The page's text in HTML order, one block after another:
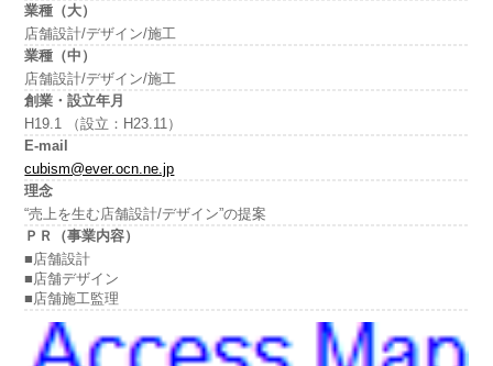
業種（大）
店舗設計/デザイン/施工
業種（中）
店舗設計/デザイン/施工
創業・設立年月
H19.1 （設立：H23.11）
E-mail
cubism@ever.ocn.ne.jp
理念
“売上を生む店舗設計/デザイン”の提案
ＰＲ（事業内容）
■店舗設計
■店舗デザイン
■店舗施工監理